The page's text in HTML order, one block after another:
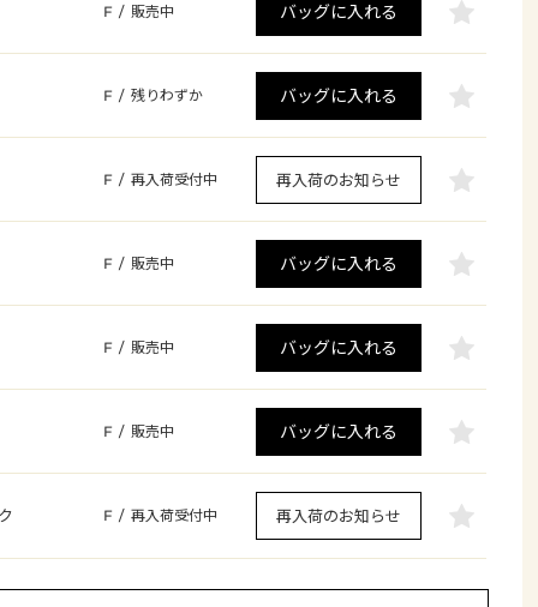
F / 販売中 バッグに入れる
F / 残りわずか バッグに入れる
F / 再入荷受付中 再入荷のお知らせ
F / 販売中 バッグに入れる
F / 販売中 バッグに入れる
F / 販売中 バッグに入れる
F / 再入荷受付中 再入荷のお知らせ